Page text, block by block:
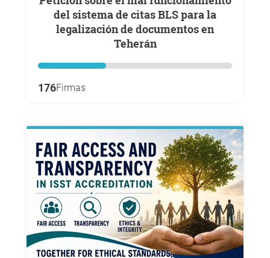
del sistema de citas BLS para la
legalización de documentos en
Teherán
176Firmas